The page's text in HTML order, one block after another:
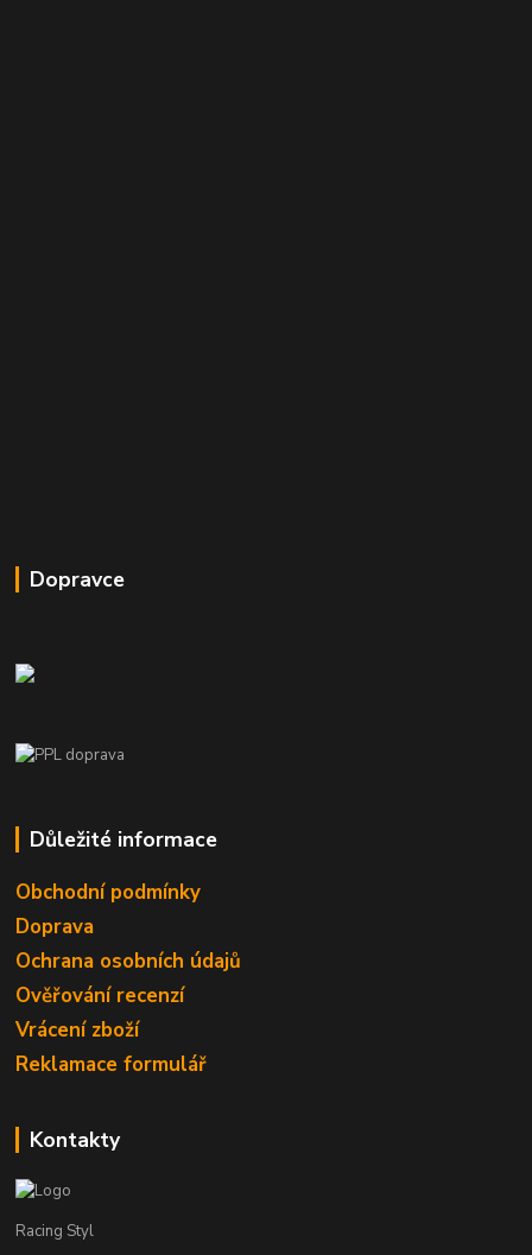
Dopravce
Důležité informace
Obchodní podmínky
Doprava
Ochrana osobních údajů
Ověřování recenzí
Vrácení zboží
Reklamace formulář
Kontakty
Racing Styl